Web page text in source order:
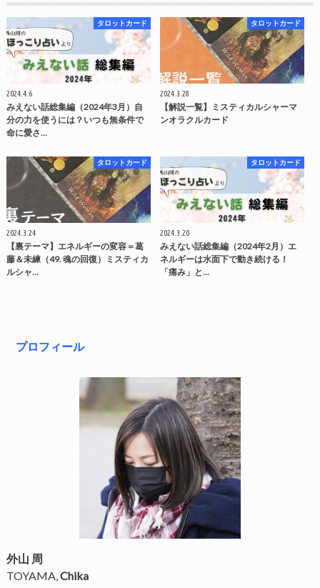
タロットカード
2024.4.6
みえない話総集編（2024年3月）自
分の力を使うには？いつも無条件で
命に愛さ…
タロットカード
2024.3.28
【解説一覧】ミスティカルシャーマ
ンオラクルカード
タロットカード
2024.3.24
【裏テーマ】エネルギーの変容＝葛
藤＆未練（49. 魂の回復）ミスティカ
ルシャ…
タロットカード
2024.3.20
みえない話総集編（2024年2月）エ
ネルギーは水面下で動き続ける！
「痛み」と…
プロフィール
外山 周
TOYAMA,Chika